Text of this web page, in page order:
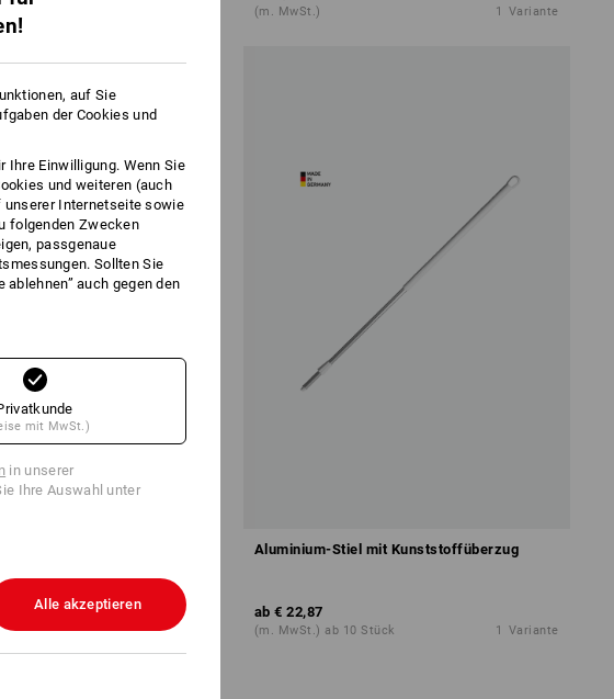
(m. MwSt.) 1 Variante
Stück 1 Variante
Aluminium-Stiel mit Kunststoffüberzug
ab € 22,87
(m. MwSt.) ab 10 Stück 1 Variante
auf Sie
der Cookies und
Ihre Einwilligung. Wenn Sie
und weiteren (auch
Internetseite sowie
folgenden Zwecken
passgenaue
Sollten Sie
auch gegen den
mit MwSt.)
in unserer
Ihre Auswahl unter
Alle akzeptieren